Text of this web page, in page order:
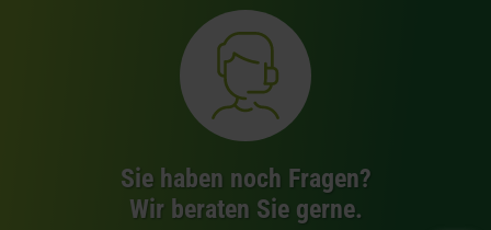
Sie haben noch Fragen?
Wir beraten Sie gerne.